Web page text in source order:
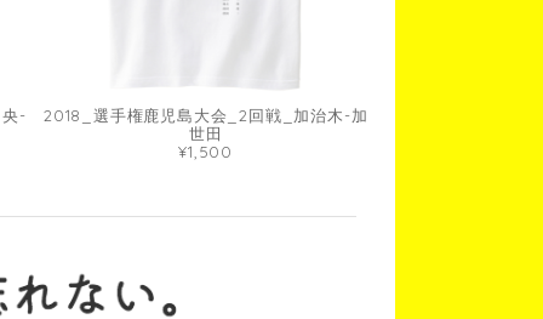
-
2018_選手権鹿児島大会_2回戦_加治木-加
世田
¥1,500